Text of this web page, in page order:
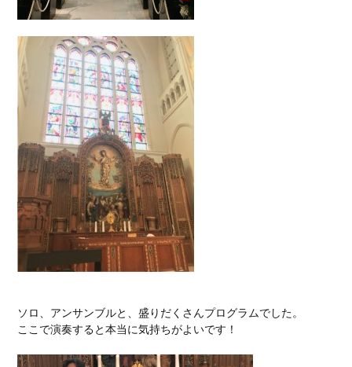
ソロ、アンサンブルと、盛りだくさんプログラムでした。
ここで演奏すると本当に気持ちがよいです！